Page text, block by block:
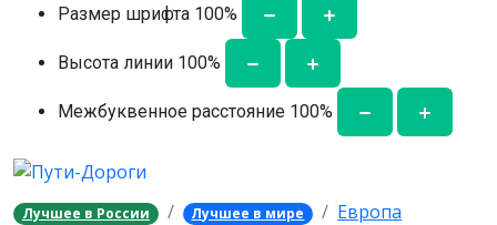
Размер шрифта 100%
Высота линии 100%
Межбуквенное расстояние 100%
Лучшее в России Лучшее в мире
Европа